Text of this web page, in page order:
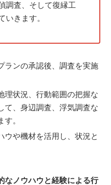
調査、そして復縁工
いきます。
ランの承認後、調査を実施
理状況、行動範囲の把握な
て、身辺調査、浮気調査な
す。
ウや機材を活用し、状況と
なノウハウと経験による行